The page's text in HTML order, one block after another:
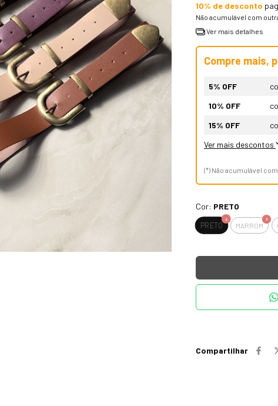
10% de desconto
Não acumulável com
Ver mais detalhes
Compre mais,
5% OFF
10% OFF
15% OFF
Ver mais descontos
(*) Não acumulável
Cor: PRETO
PRETO MARROM
Compartilhar